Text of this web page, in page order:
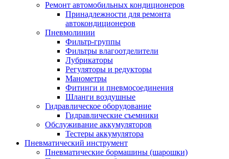
Ремонт автомобильных кондиционеров
Принадлежности для ремонта
автокондиционеров
Пневмолинии
Фильтр-группы
Фильтры влагоотделители
Лубрикаторы
Регуляторы и редукторы
Манометры
Фитинги и пневмосоединения
Шланги воздушные
Гидравлическое оборудование
Гидравлические съемники
Обслуживание аккумуляторов
Тестеры аккумулятора
Пневматический инструмент
Пневматические бормашины (шарошки)